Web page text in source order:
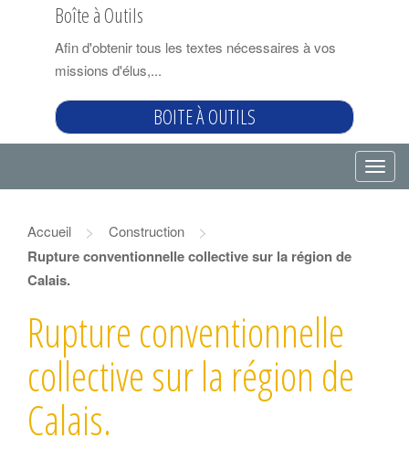
Boîte à Outils
Afin d'obtenir tous les textes nécessaires à vos
missions d'élus,...
BOITE À OUTILS
T
o
Accueil > Construction >
Rupture conventionnelle collective sur la région de
Calais.
Rupture conventionnelle
collective sur la région de
Calais.